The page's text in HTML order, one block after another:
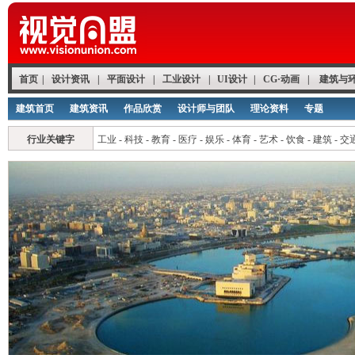
首页 设计资讯 平面设计 工业设计 UI设计 CG·动画 建筑与
建筑首页 建筑资讯 作品欣赏 设计师与团队 理论资料 专题
行业关键字 工业 - 科技 - 教育 - 医疗 - 娱乐 - 体育 - 艺术 - 饮食 - 建筑 - 交